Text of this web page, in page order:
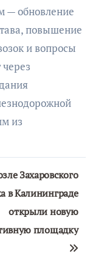
— обновление
повышение
и вопросы
из
Захаровского
в Калининграде
открыли новую
площадку